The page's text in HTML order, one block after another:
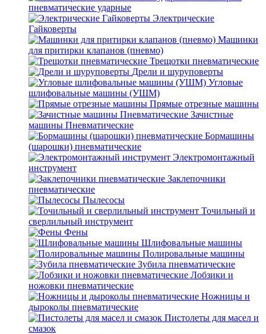
пневматические ударные
Электрические
Гайковерты
Машинки
для притирки клапанов (пневмо)
Трещотки пневматические
Дрели и шуруповерты
Угловые
шлифовальные машины (УШМ)
Прямые отрезные машины
Зачистные
машины Пневматические
Бормашины
(шарошки) пневматические
Электромонтажный
инструмент
Заклепочники
пневматические
Пылесосы
Точильный и
сверлильный инструмент
Фены
Шлифовальные машины
Полировальные машины
Зубила пневматические
Лобзики и
ножовки пневматические
Ножницы и
дыроколы пневматические
Пистолеты для масел и
смазок